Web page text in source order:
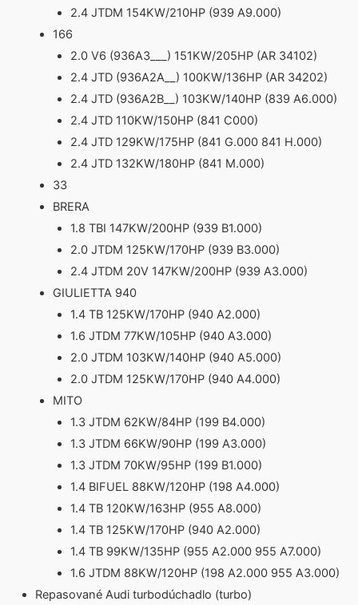
2.4 JTDM 154KW/210HP (939 A9.000)
166
2.0 V6 (936A3___) 151KW/205HP (AR 34102)
2.4 JTD (936A2A__) 100KW/136HP (AR 34202)
2.4 JTD (936A2B__) 103KW/140HP (839 A6.000)
2.4 JTD 110KW/150HP (841 C000)
2.4 JTD 129KW/175HP (841 G.000 841 H.000)
2.4 JTD 132KW/180HP (841 M.000)
33
BRERA
1.8 TBI 147KW/200HP (939 B1.000)
2.0 JTDM 125KW/170HP (939 B3.000)
2.4 JTDM 20V 147KW/200HP (939 A3.000)
GIULIETTA 940
1.4 TB 125KW/170HP (940 A2.000)
1.6 JTDM 77KW/105HP (940 A3.000)
2.0 JTDM 103KW/140HP (940 A5.000)
2.0 JTDM 125KW/170HP (940 A4.000)
MITO
1.3 JTDM 62KW/84HP (199 B4.000)
1.3 JTDM 66KW/90HP (199 A3.000)
1.3 JTDM 70KW/95HP (199 B1.000)
1.4 BIFUEL 88KW/120HP (198 A4.000)
1.4 TB 120KW/163HP (955 A8.000)
1.4 TB 125KW/170HP (940 A2.000)
1.4 TB 99KW/135HP (955 A2.000 955 A7.000)
1.6 JTDM 88KW/120HP (198 A2.000 955 A3.000)
Repasované Audi turbodúchadlo (turbo)